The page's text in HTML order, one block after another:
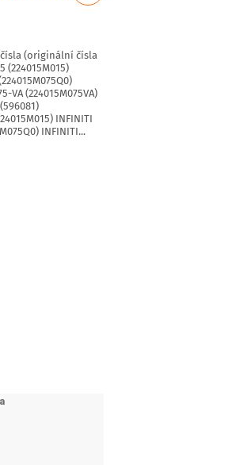
čísla (originální čísla
(224015M015)
VA (224015M075VA)
INFINITI
INFINITI...